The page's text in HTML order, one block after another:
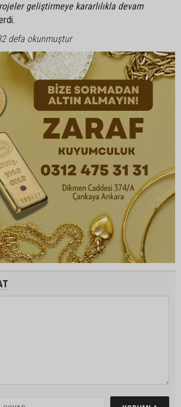
geliştirmeye kararlılıkla devam
defa okunmuştur